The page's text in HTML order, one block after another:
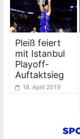
Pleiß feiert
mit Istanbul
Playoff-
Auftaktsieg
18. April 2019